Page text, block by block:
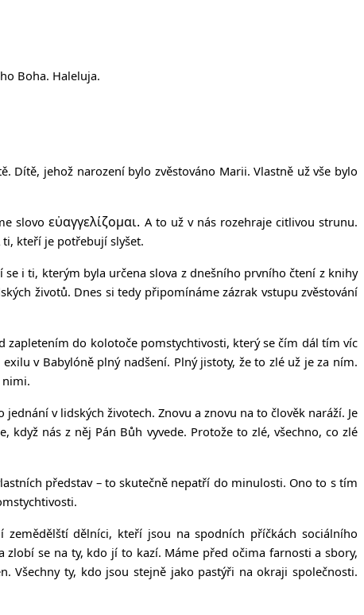
Boha. Haleluja.
Dítě, jehož narození bylo zvěstováno Marii. Vlastně už vše bylo
slovoεὐαγγελίζομαι. A to už v nás rozehraje citlivou strunu.
ti, kteří je potřebují slyšet.
i ti, kterým byla určena slova z dnešního prvního čtení z knihy
životů. Dnes si tedy připomínáme zázrak vstupu zvěstování
zapletením do kolotoče pomstychtivosti, který se čím dál tím víc
v Babylóně plný nadšení. Plný jistoty, že to zlé už je za ním.
nimi.
v lidských životech. Znovu a znovu na to člověk naráží. Je
nás z něj Pán Bůh vyvede. Protože to zlé, všechno, co zlé
představ – to skutečně nepatří do minulosti. Ono to s tím
zemědělští dělníci, kteří jsou na spodních příčkách sociálního
se na ty, kdo jí to kazí. Máme před očima farnosti a sbory,
Všechny ty, kdo jsou stejně jako pastýři na okraji společnosti.